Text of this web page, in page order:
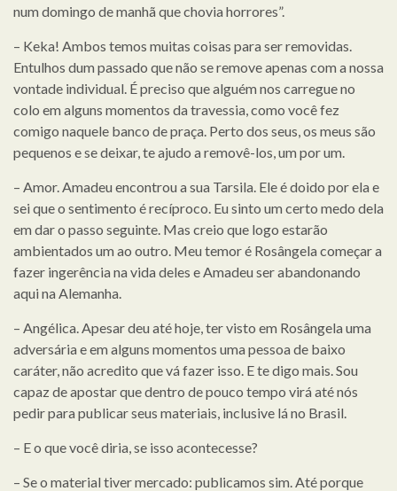
num domingo de manhã que chovia horrores”.
– Keka! Ambos temos muitas coisas para ser removidas.
Entulhos dum passado que não se remove apenas com a nossa
vontade individual. É preciso que alguém nos carregue no
colo em alguns momentos da travessia, como você fez
comigo naquele banco de praça. Perto dos seus, os meus são
pequenos e se deixar, te ajudo a removê-los, um por um.
– Amor. Amadeu encontrou a sua Tarsila. Ele é doido por ela e
sei que o sentimento é recíproco. Eu sinto um certo medo dela
em dar o passo seguinte. Mas creio que logo estarão
ambientados um ao outro. Meu temor é Rosângela começar a
fazer ingerência na vida deles e Amadeu ser abandonando
aqui na Alemanha.
– Angélica. Apesar deu até hoje, ter visto em Rosângela uma
adversária e em alguns momentos uma pessoa de baixo
caráter, não acredito que vá fazer isso. E te digo mais. Sou
capaz de apostar que dentro de pouco tempo virá até nós
pedir para publicar seus materiais, inclusive lá no Brasil.
– E o que você diria, se isso acontecesse?
– Se o material tiver mercado: publicamos sim. Até porque